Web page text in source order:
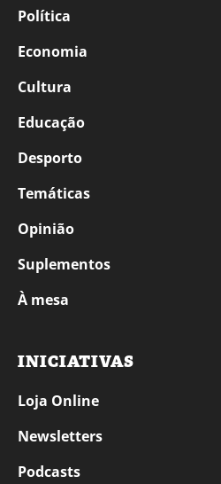
Política
Economia
Cultura
Educação
Desporto
Temáticas
Opinião
Suplementos
À mesa
INICIATIVAS
Loja Online
Newsletters
Podcasts